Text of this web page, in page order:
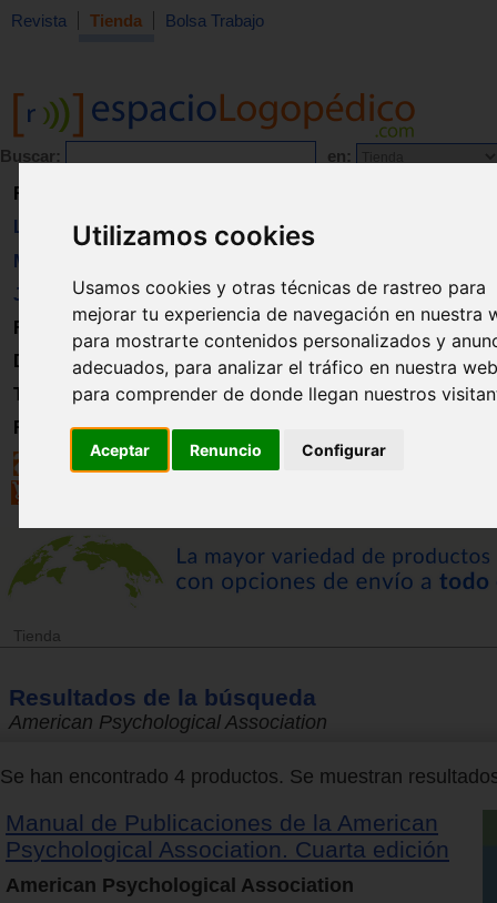
Utilizamos cookies
Usamos cookies y otras técnicas de rastreo para
mejorar tu experiencia de navegación en nuestra
para mostrarte contenidos personalizados y
adecuados, para analizar el tráfico en nuestra
para comprender de donde llegan nuestros
Aceptar Renuncio Configurar
Revista Tienda Bolsa Trabajo
Buscar: en:
Revista
Libros
Material
Juguetes
Formación
Directorio
Trabajo
Registro
Tienda
Resultados de la búsqueda
American Psychological Association
Se han encontrado 4 productos. Se muestran
Manual de Publicaciones de la American
Psychological Association. Cuarta edición
American Psychological Association